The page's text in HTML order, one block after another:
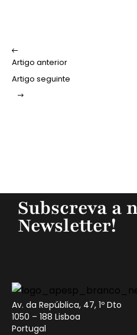
Artigo anterior
Artigo seguinte
Subscreva a
Newsletter!
Av. da República, 47, 1º Dto
1050 – 188 Lisboa
Portugal